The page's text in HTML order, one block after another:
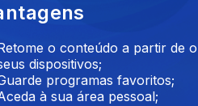
- Toque francês, estilo
o conteúdo a partir de
dispositivos;
programas favoritos;
à sua área pessoal;